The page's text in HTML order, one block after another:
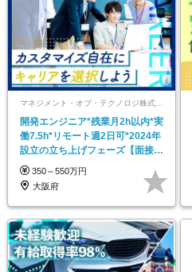
マネジメント・オブ・テクノロジ株式会社
開発エンジニア*残業月2h以内*実
働7.5h*リモート週2日可*2024年
設立の立ち上げフェーズ【面接1
回】
350～550万円
大阪府